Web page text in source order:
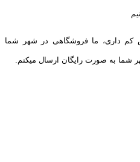
داری، ما فروشگاهی در شهر شما
شما به صورت رایگان ارسال میکنم.